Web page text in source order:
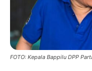
FOTO: Kepala Bappilu DPP